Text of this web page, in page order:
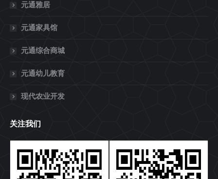
元通雅居
元通家具馆
元通综合商城
元通幼儿教育
现代农业开发
关注我们